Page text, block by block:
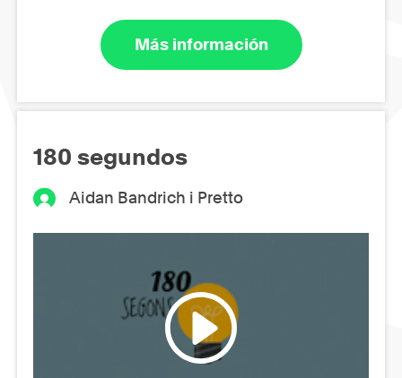
Más información
180 segundos
Aidan Bandrich i Pretto